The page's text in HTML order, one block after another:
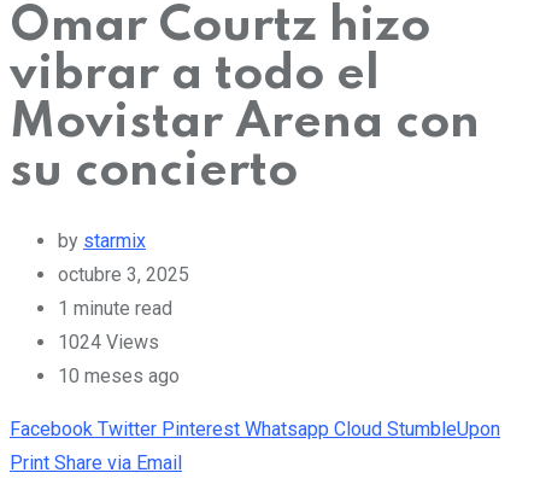
Omar Courtz hizo
vibrar a todo el
Movistar Arena con
su concierto
by starmix
octubre 3, 2025
1 minute read
1024 Views
10 meses ago
Facebook Twitter Pinterest Whatsapp Cloud StumbleUpon
Print Share via Email